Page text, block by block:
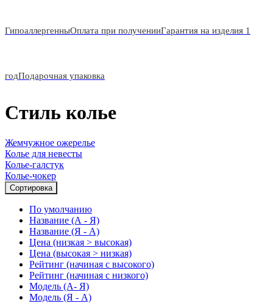
ГипоаллергенныОплата при полученииГарантия на изделия 1
годПодарочная упаковка
Стиль колье
Жемчужное ожерелье
Колье для невесты
Колье-галстук
Колье-чокер
Сортировка
По умолчанию
Название (А - Я)
Название (Я - А)
Цена (низкая > высокая)
Цена (высокая > низкая)
Рейтинг (начиная с высокого)
Рейтинг (начиная с низкого)
Модель (А- Я)
Модель (Я - А)